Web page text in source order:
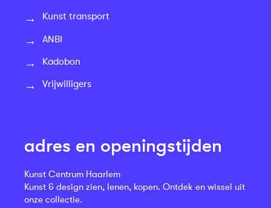
Kunst transport
ANBI
Kadobon
Vrijwilligers
adres en openingstijden
Kunst Centrum Haarlem
Kunst & design zien, lenen, kopen. Ontdek en wissel uit
onze collectie.